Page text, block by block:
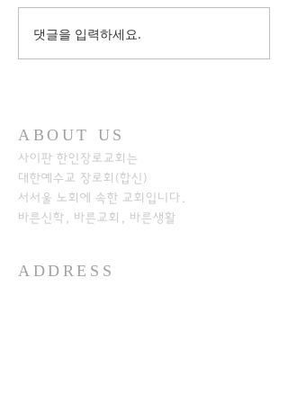
댓글을 입력하세요.
ABOUT US
사이판 한인장로교회는
대한예수교 장로회(합신)
서서울 노회에 속한 교회입니다.
바른신학, 바른교회, 바른생활
ADDRESS